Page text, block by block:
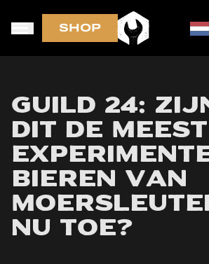
SHOP
Nieuwe bieren als eerst via de
Guild 24:
dit de meest
bieren van
nu toe?